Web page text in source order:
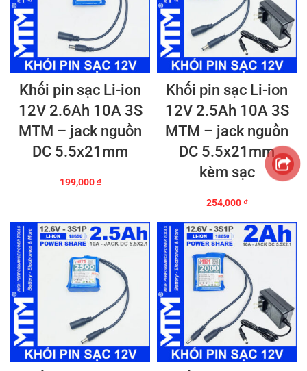
Khối pin sạc Li-ion
12V 2.6Ah 10A 3S
MTM – jack nguồn
DC 5.5x21mm
199,000₫
Khối pin sạc Li-ion
12V 2.5Ah 10A 3S
MTM – jack nguồn
DC 5.5x21mm
kèm sạc
254,000₫